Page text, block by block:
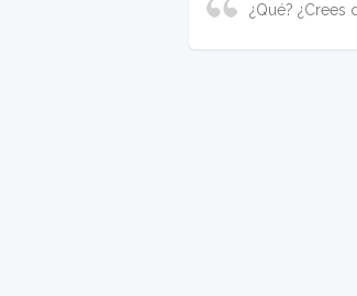
¿Qué? ¿Crees